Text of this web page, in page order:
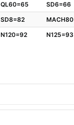
QL60=65
SD6=66
SD8=82
N120=92 N125=93